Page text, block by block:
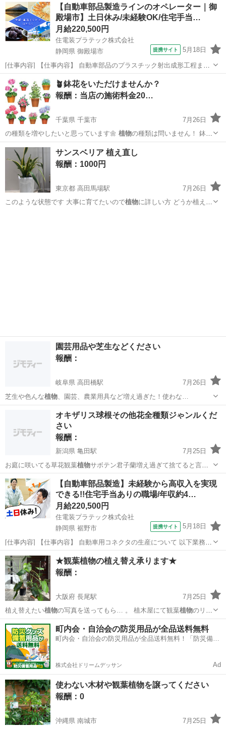
【自動車部品製造ラインのオペレーター｜御
殿場市】土日休み/未経験OK/住宅手当…
月給220,500円
住電装プラテック株式会社
静岡県 御殿場市
提携サイト 5月18日
[仕事内容] 【仕事内容】 自動車部品のプラスチック射出成形工程また
は組立工程での以下業務をお願いします。 ・生産段取り、チョコ停解
除などの作業 ・箱替え、梱包などの作業 ・材料及び部材供給及び補助
作業 ・物流や簡易保全作業...
静岡 御殿場市 工場
🪴鉢花をいただけませんか？
報酬：当店の施術料金20…
千葉県 千葉市
7月26日
の種類を増やしたいと思っています🌼 植物の種類は問いません！ 鉢サ
イズは3号…
千葉 千葉市 買いたい/ください
サンスベリア 植え直し
報酬：1000円
東京都 高田馬場駅
7月26日
このような状態です 大事に育てたいので植物に詳しい方 どうか植え直
園芸用品や芝生などください
報酬：
岐阜県 高田橋駅
7月26日
芝生や色んな植物、園芸、農業用具など増え過ぎた！使わな…
高田橋駅 買いたい/ください
オキザリス球根その他花全種類ジゃンルくだ
さい
報酬：
新潟県 亀田駅
7月25日
お庭に咲いてる草花観葉植物サボテン君子蘭増え過ぎて捨てると言う
方…
新潟 新潟市 亀田駅 買いたい/ください サボテン
【自動車部品製造】未経験から高収入を実現
できる!!住宅手当ありの職場/年収約4…
月給220,500円
住電装プラテック株式会社
静岡県 裾野市
提携サイト 5月18日
[仕事内容] 【仕事内容】 自動車用コネクタの生産について 以下業務を
ご担当いただきます。（雇入れ直後） ○製品の寸法測定、機能検査、
外観検査業務 ○その他付随作業 （業務内容の変更の範囲） 会社が定め
る範囲の業務 （...
静岡 裾野市 工場
★観葉植物の植え替え承ります★
報酬：
大阪府 長尾駅
7月25日
植え替えたい植物の写真を送ってもら… 。 植木屋にて観葉植物のリー
スお手入れを… た今でもたくさんの植物に囲まれて生活して…
大阪 枚方市 長尾駅 手伝いたい/助けたい 観葉植物
町内会・自治会の防災用品が全品送料無料
町内会・自治会の防災用品が全品送料無料！「防災備蓄
株式会社ドリームデッサン Ad
使わない木材や観葉植物を譲ってください
報酬：0
沖縄県 南城市
7月25日